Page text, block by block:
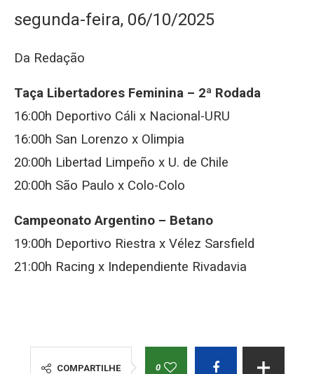
segunda-feira, 06/10/2025
Da Redação
Taça Libertadores Feminina – 2ª Rodada
16:00h Deportivo Cáli x Nacional-URU
16:00h San Lorenzo x Olimpia
20:00h Libertad Limpeño x U. de Chile
20:00h São Paulo x Colo-Colo
Campeonato Argentino – Betano
19:00h Deportivo Riestra x Vélez Sarsfield
21:00h Racing x Independiente Rivadavia
COMPARTILHE 0